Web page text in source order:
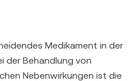
Medikament in der
der Behandlung von
Nebenwirkungen ist die